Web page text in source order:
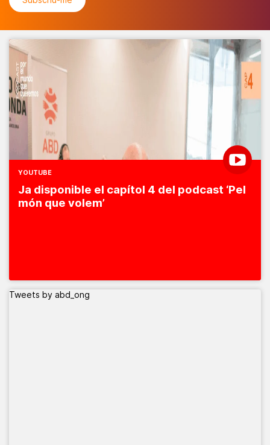
YOUTUBE
Ja disponible el capítol 4 del podcast ‘Pel
món que volem’
Tweets by abd_ong